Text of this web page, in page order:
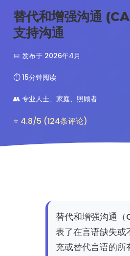
替代和增强沟通
支持沟通
📅 发布于 2026年4月
⏱️ 15分钟阅读
👥 专业人士、家庭、照顾者
⭐ 4.8/5 (124条评论)
替代和增强沟通（
表了在言语缺失或
充或替代言语的所